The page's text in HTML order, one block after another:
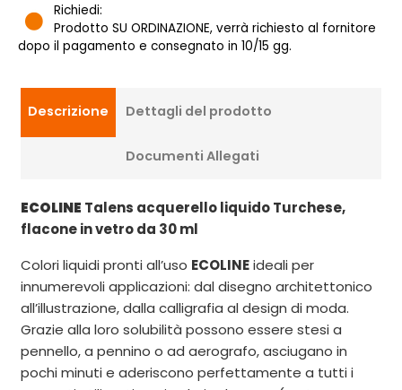
Richiedi:
Prodotto SU ORDINAZIONE, verrà richiesto al fornitore
dopo il pagamento e consegnato in 10/15 gg.
Descrizione Dettagli del prodotto
Documenti Allegati
ECOLINE Talens acquerello liquido Turchese,
flacone in vetro da 30 ml
Colori liquidi pronti all’uso ECOLINEideali per
innumerevoli applicazioni: dal disegno architettonico
all’illustrazione, dalla calligrafia al design di moda.
Grazie alla loro solubilità possono essere stesi a
pennello, a pennino o ad aerografo, asciugano in
pochi minuti e aderiscono perfettamente a tutti i